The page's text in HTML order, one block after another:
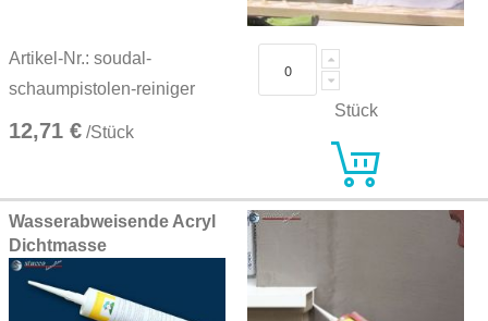
Artikel-Nr.: soudal-
schaumpistolen-reiniger
12,71 € /Stück
Stück
Wasserabweisende Acryl
Dichtmasse